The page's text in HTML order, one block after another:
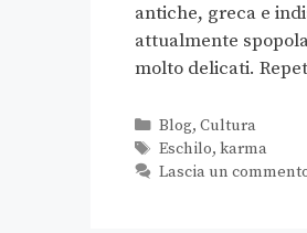
antiche, greca e
attualmente
molto delicati.
Blog, Cultura
Eschilo, karma
Lascia un